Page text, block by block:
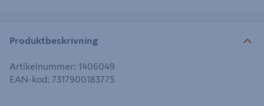
Produktbeskrivning
Artikelnummer: 1406049
EAN-kod: 7317900183775